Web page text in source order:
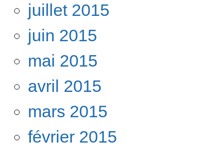
juillet 2015
juin 2015
mai 2015
avril 2015
mars 2015
février 2015